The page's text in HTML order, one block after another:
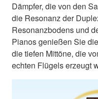
Dämpfer, die von den
die Resonanz der
Resonanzbodens und
Pianos genießen Sie
die tiefen Mittöne, die
echten Flügels erzeugt